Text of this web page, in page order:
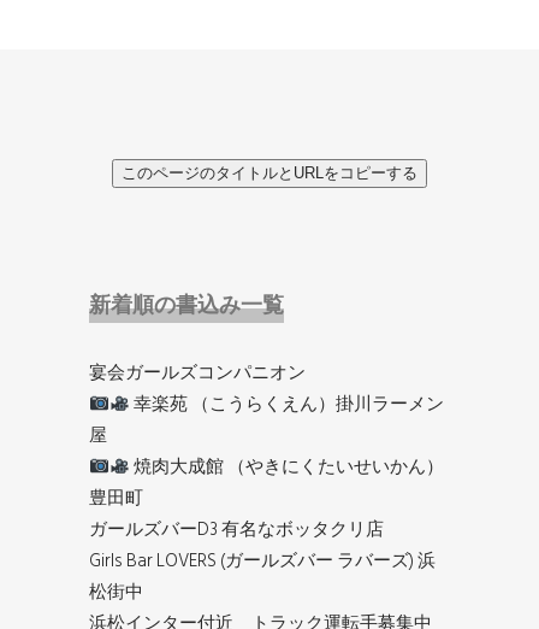
このページのタイトルとURLをコピーする
新着順の書込み一覧
宴会ガールズコンパニオン
幸楽苑 （こうらくえん）掛川ラーメン
屋
焼肉大成館 （やきにくたいせいかん）
豊田町
ガールズバーD3 有名なボッタクリ店
Girls Bar LOVERS (ガールズバー ラバーズ) 浜
松街中